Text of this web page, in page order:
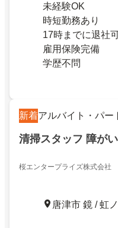
未経験OK
時短勤務あり
17時までに退社
雇用保険完備
学歴不問
新着アルバイト・パー
清掃スタッフ 障が
桜エンタープライズ株式会社
唐津市 鏡 / 虹